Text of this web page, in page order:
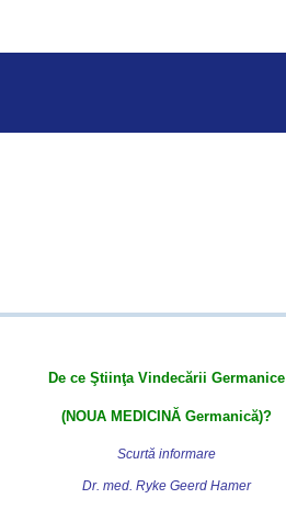
De ce Ştiinţa Vindecării Germanice
(NOUA MEDICINĂ Germanică)?
Scurtă informare
Dr. med. Ryke Geerd Hamer